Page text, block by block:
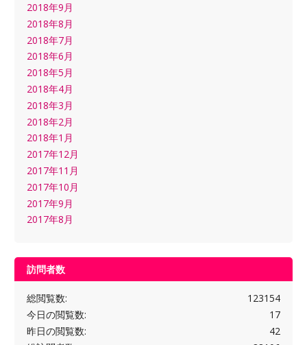
2018年9月
2018年8月
2018年7月
2018年6月
2018年5月
2018年4月
2018年3月
2018年2月
2018年1月
2017年12月
2017年11月
2017年10月
2017年9月
2017年8月
訪問者数
123154
総閲覧数:
17
今日の閲覧数:
42
昨日の閲覧数: